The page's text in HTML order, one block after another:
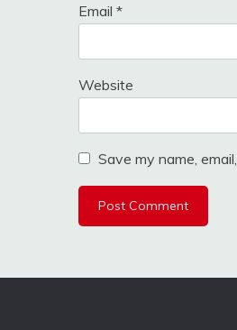
Email *
Website
Save my name,